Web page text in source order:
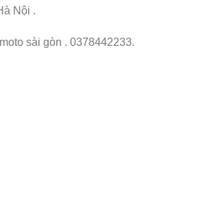
Nội .
sài gòn . 0378442233.